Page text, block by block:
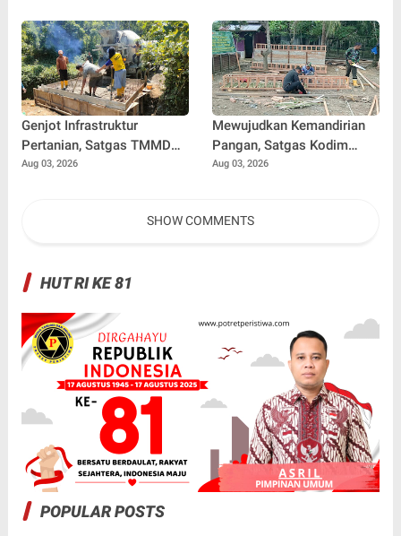
Hari
Genjot Infrastruktur
Pertanian, Satgas TMMD
Ke-129 Kebut Pengecoran
Aug 03, 2026
Mewujudkan Kemandirian
Pangan, Satgas Kodim
0102/Pidie Bangun
Aug 03, 2026
SHOW COMMENTS
HUT RI KE 81
POPULAR POSTS